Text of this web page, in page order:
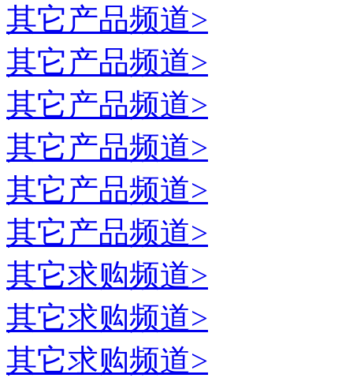
其它产品频道>
其它产品频道>
其它产品频道>
其它产品频道>
其它产品频道>
其它产品频道>
其它求购频道>
其它求购频道>
其它求购频道>